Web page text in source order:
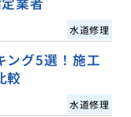
水道修理
ング5選！施工
較
水道修理